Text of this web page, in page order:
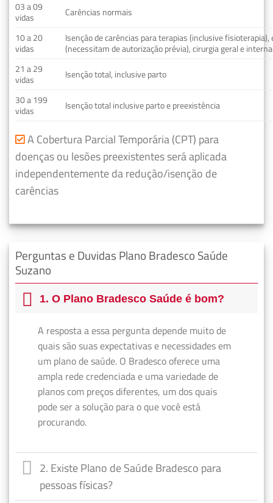
03 a 09
vidas
Carências normais
10 a 20
vidas
Isenção de carências para terapias (inclusive fisioterapia),
(necessitam de autorização prévia), cirurgia geral e
21 a 29
vidas
Isenção total, inclusive parto
30 a 199
vidas
Isenção total inclusive parto e preexistência
A Cobertura Parcial Temporária (CPT) para
doenças ou lesões preexistentes será aplicada
independentemente da redução/isenção de
carências
Perguntas e Duvidas Plano Bradesco Saúde
Suzano
1. O Plano Bradesco Saúde é bom?
A resposta a essa pergunta depende muito de
quais são suas expectativas e necessidades em
um plano de saúde. O Bradesco oferece uma
ampla rede credenciada e uma variedade de
planos com preços diferentes, um dos quais
pode ser a solução para o que você está
procurando.
2. Existe Plano de Saúde Bradesco para
pessoas físicas?